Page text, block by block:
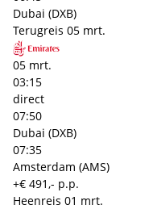
Dubai (DXB)
Terugreis 05 mrt.
05 mrt.
03:15
direct
07:50
Dubai (DXB)
07:35
Amsterdam (AMS)
+€ 491,- p.p.
Heenreis 01 mrt.